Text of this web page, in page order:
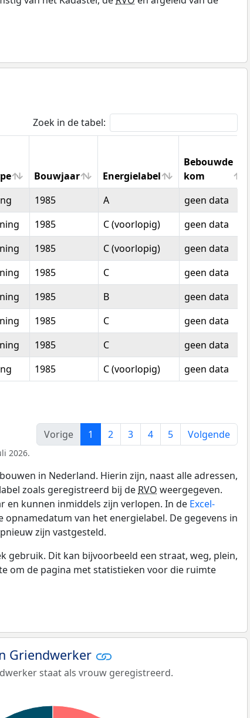
Zoek in de tabel:
Bouwjaar Energielabel
Bebouwde
kom
Bouwjaar Energielabel
Bebouwde
kom
1985 A
geen data
1985 C (voorlopig)
geen data
1985 C (voorlopig)
geen data
1985 C
geen data
1985 B
geen data
1985 C
geen data
1985 C
geen data
1985 C (voorlopig) geen data
Vorige
1 2 3 4 5 Volgende
2026.
in Nederland. Hierin zijn, naast alle adressen,
zoals geregistreerd bij de RVO weergegeven.
en kunnen inmiddels zijn verlopen. In de Excel-
van het energielabel. De gegevens in
zijn vastgesteld.
gebruik. Dit kan bijvoorbeeld een straat, weg, plein,
om de pagina met statistieken voor die ruimte
Griendwerker
staat als vrouw geregistreerd.